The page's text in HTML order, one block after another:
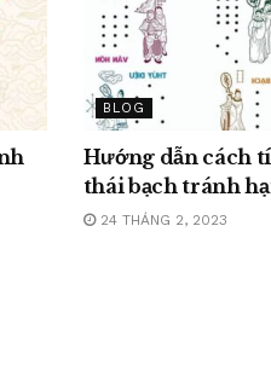
BLOG
Hướng dẫn cách
thái bạch tránh
24 THÁNG 2, 2023